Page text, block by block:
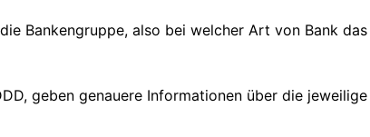
Bankengruppe, also bei welcher Art von Bank das
geben genauere Informationen über die jeweilige